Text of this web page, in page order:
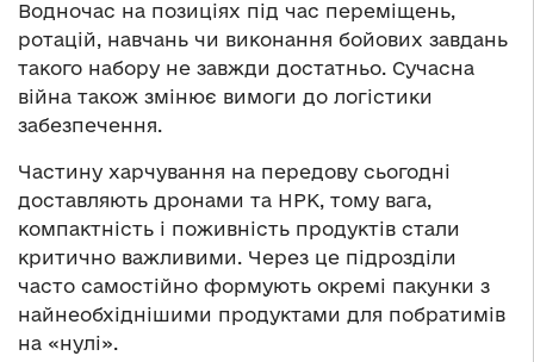
Водночас на позиціях під час переміщень,
ротацій, навчань чи виконання бойових завдань
такого набору не завжди достатньо. Сучасна
війна також змінює вимоги до логістики
забезпечення.
Частину харчування на передову сьогодні
доставляють дронами та НРК, тому вага,
компактність і поживність продуктів стали
критично важливими. Через це підрозділи
часто самостійно формують окремі пакунки з
найнеобхіднішими продуктами для побратимів
на «нулі».